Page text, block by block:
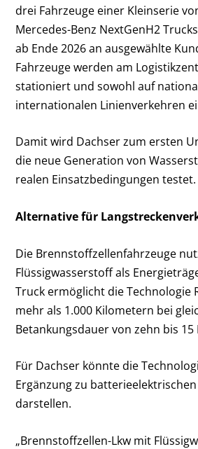
drei Fahrzeuge einer Kleinserie
Mercedes-Benz NextGenH2
ab Ende 2026 an ausgewählte
Fahrzeuge werden am
stationiert und sowohl auf
internationalen Linienverkehren
Damit wird Dachser zum ersten
die neue Generation von
realen Einsatzbedingungen testet.
Alternative für
Die Brennstoffzellenfahrzeuge
Flüssigwasserstoff als
Truck ermöglicht die Technologie
mehr als 1.000 Kilometern bei
Betankungsdauer von zehn bis 15
Für Dachser könnte die
Ergänzung zu
darstellen.
„Brennstoffzellen-Lkw mit